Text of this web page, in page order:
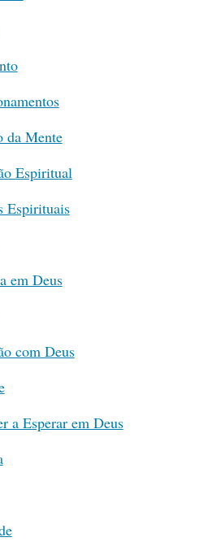
da Mente
Espiritual
Espirituais
em Deus
com Deus
a Esperar em Deus